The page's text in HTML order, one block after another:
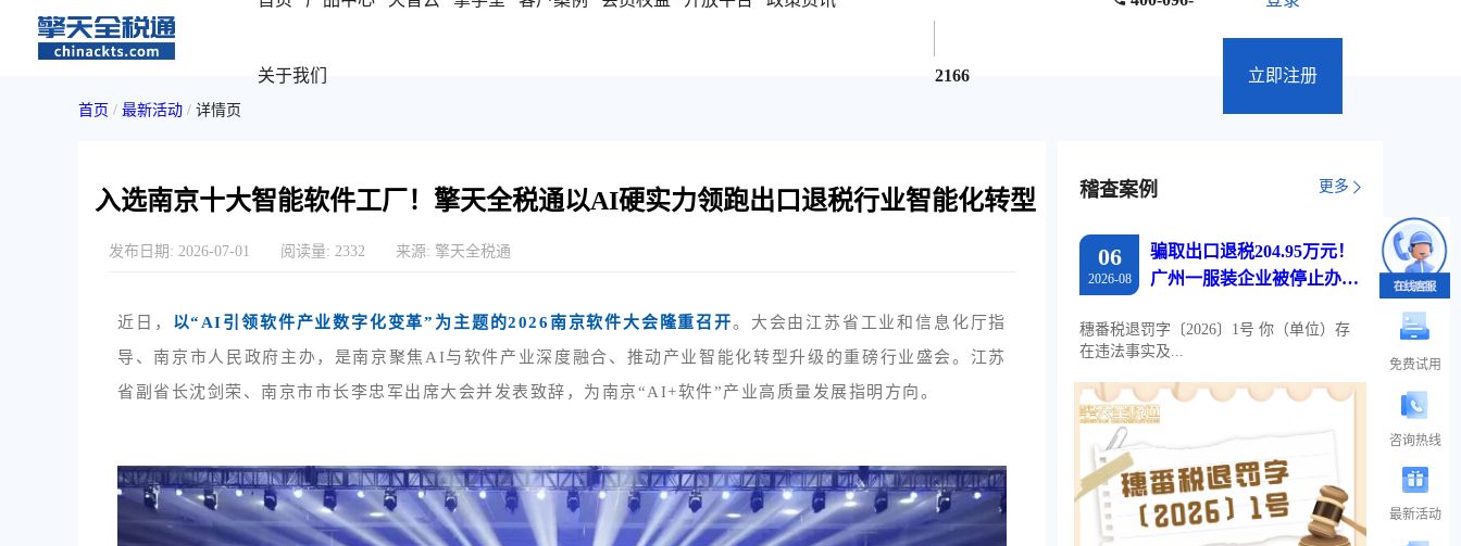
关于我们 2166 立即注册
首页 / 最新活动 / 详情页
入选南京十大智能软件工厂！擎天全税通以AI硬实力领跑出口退税行业智能化转型
发布日期: 2026-07-01 阅读量: 2332 来源: 擎天全税通
近日， 以“AI引领软件产业数字化变革”为主题的2026南京软件大会隆重召开。大会由江苏省工业和信息化厅指
导、南京市人民政府主办，是南京聚焦AI与软件产业深度融合、推动产业智能化转型升级的重磅行业盛会。江苏
省副省长沈剑荣、南京市市长李忠军出席大会并发表致辞，为南京“AI+软件”产业高质量发展指明方向。
稽查案例 更多
06
2026-08
骗取出口退税204.95万元！
广州一服装企业被停止办理
穗番税退罚字〔2026〕1号 你（单位）存
在违法事实及...
免费试用
咨询热线
最新活动